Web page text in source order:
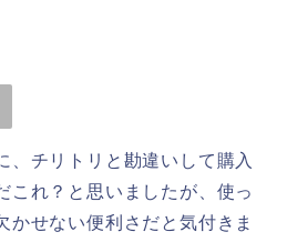
、チリトリと勘違いして購入
これ？と思いましたが、使っ
かせない便利さだと気付きま